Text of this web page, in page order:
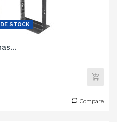
DE STOCK
Compare